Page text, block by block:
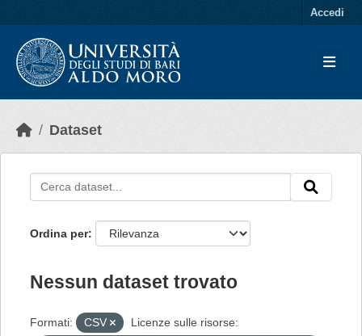
Accedi
Dataset
Ordina per
Nessun dataset trovato
Formati: CSV
Licenze sulle risorse: